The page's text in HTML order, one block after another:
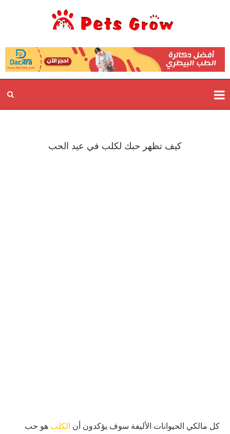
كيف تظهر حبك لكلب في عيد الحب
كل مالكي الحيوانات الأليفة سوف يؤكدون أن الكلب هو حب